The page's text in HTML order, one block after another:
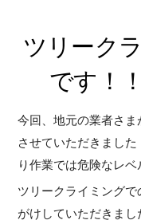
ツリーク
です！
今回、地元の業者さ
させていただきまし
り作業では危険なレベ
ツリークライミング
がけしていただきまし